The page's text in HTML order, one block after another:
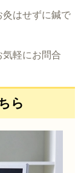
はせずに鍼で
軽にお問合
ら